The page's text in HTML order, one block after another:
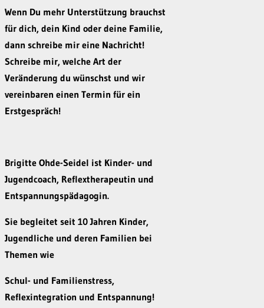
Wenn Du mehr Unterstützung brauchst
für dich, dein Kind oder deine Familie,
dann schreibe mir eine Nachricht!
Schreibe mir, welche Art der
Veränderung du wünschst und wir
vereinbaren einen Termin für ein
Erstgespräch!
Brigitte Ohde-Seidel ist Kinder- und
Jugendcoach, Reflextherapeutin und
Entspannungspädagogin.
Sie begleitet seit 10 Jahren Kinder,
Jugendliche und deren Familien bei
Themen wie
Schul- und Familienstress,
Reflexintegration und Entspannung!